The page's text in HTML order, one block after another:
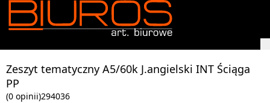
Zeszyt tematyczny A5/60k J.angielski INT Ściąga
PP
(0 opinii)294036